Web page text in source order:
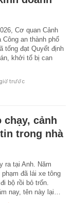
Cơ quan Cảnh
Công an thành phố
tống đạt Quyết định
khởi tố bị can
trước
chạy, cảnh
trong nhà
ra tại Anh. Năm
phạm đã lái xe tông
bộ rồi bỏ trốn.
nay, tên này lại…